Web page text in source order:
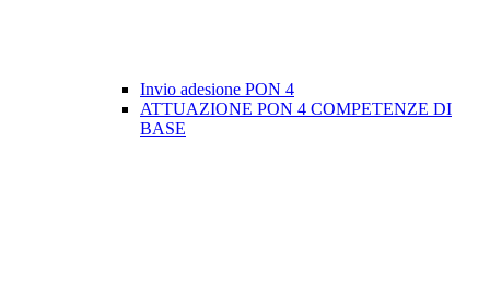
Invio adesione PON 4
ATTUAZIONE PON 4 COMPETENZE DI
BASE